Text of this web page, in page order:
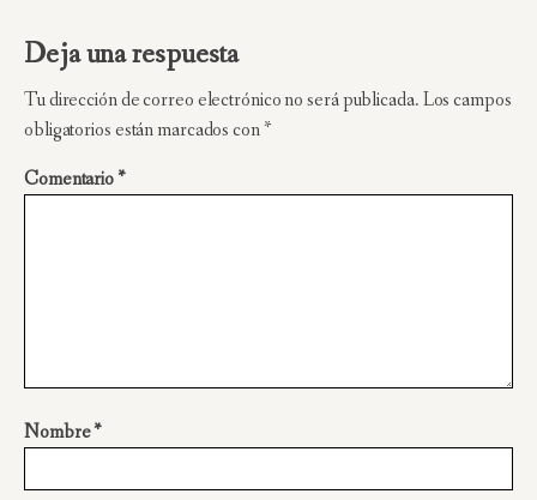
Deja una respuesta
Tu dirección de correo electrónico no será publicada.Los campos
obligatorios están marcados con*
Comentario*
Nombre*